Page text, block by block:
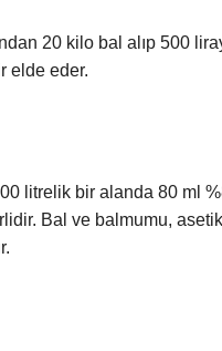
20 kilo bal alıp 500
elde eder.
litrelik bir alanda 80 ml
Bal ve balmumu, asetik